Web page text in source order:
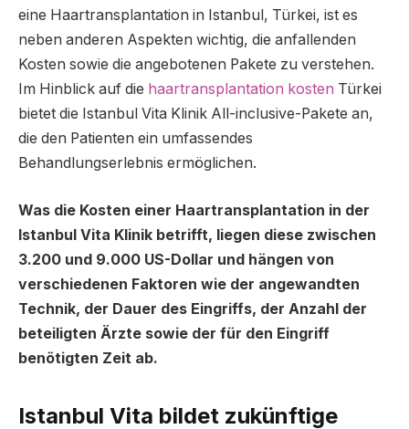
eine Haartransplantation in Istanbul, Türkei, ist es
neben anderen Aspekten wichtig, die anfallenden
Kosten sowie die angebotenen Pakete zu verstehen.
Im Hinblick auf die haartransplantation kosten Türkei
bietet die Istanbul Vita Klinik All-inclusive-Pakete an,
die den Patienten ein umfassendes
Behandlungserlebnis ermöglichen.
Was die Kosten einer Haartransplantation in der
Istanbul Vita Klinik betrifft, liegen diese zwischen
3.200 und 9.000 US-Dollar und hängen von
verschiedenen Faktoren wie der angewandten
Technik, der Dauer des Eingriffs, der Anzahl der
beteiligten Ärzte sowie der für den Eingriff
benötigten Zeit ab.
Istanbul Vita bildet zukünftige